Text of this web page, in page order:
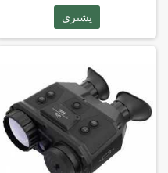
يشترى